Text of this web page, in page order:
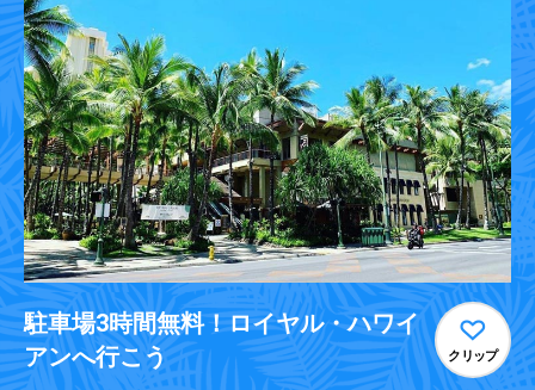
駐車場3時間無料！ロイヤル・ハワイ
アンへ行こう
クリップ